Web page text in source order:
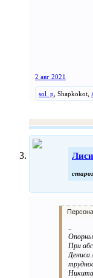
2 авг 2021
sol_p Shapkokot
При
Дениса